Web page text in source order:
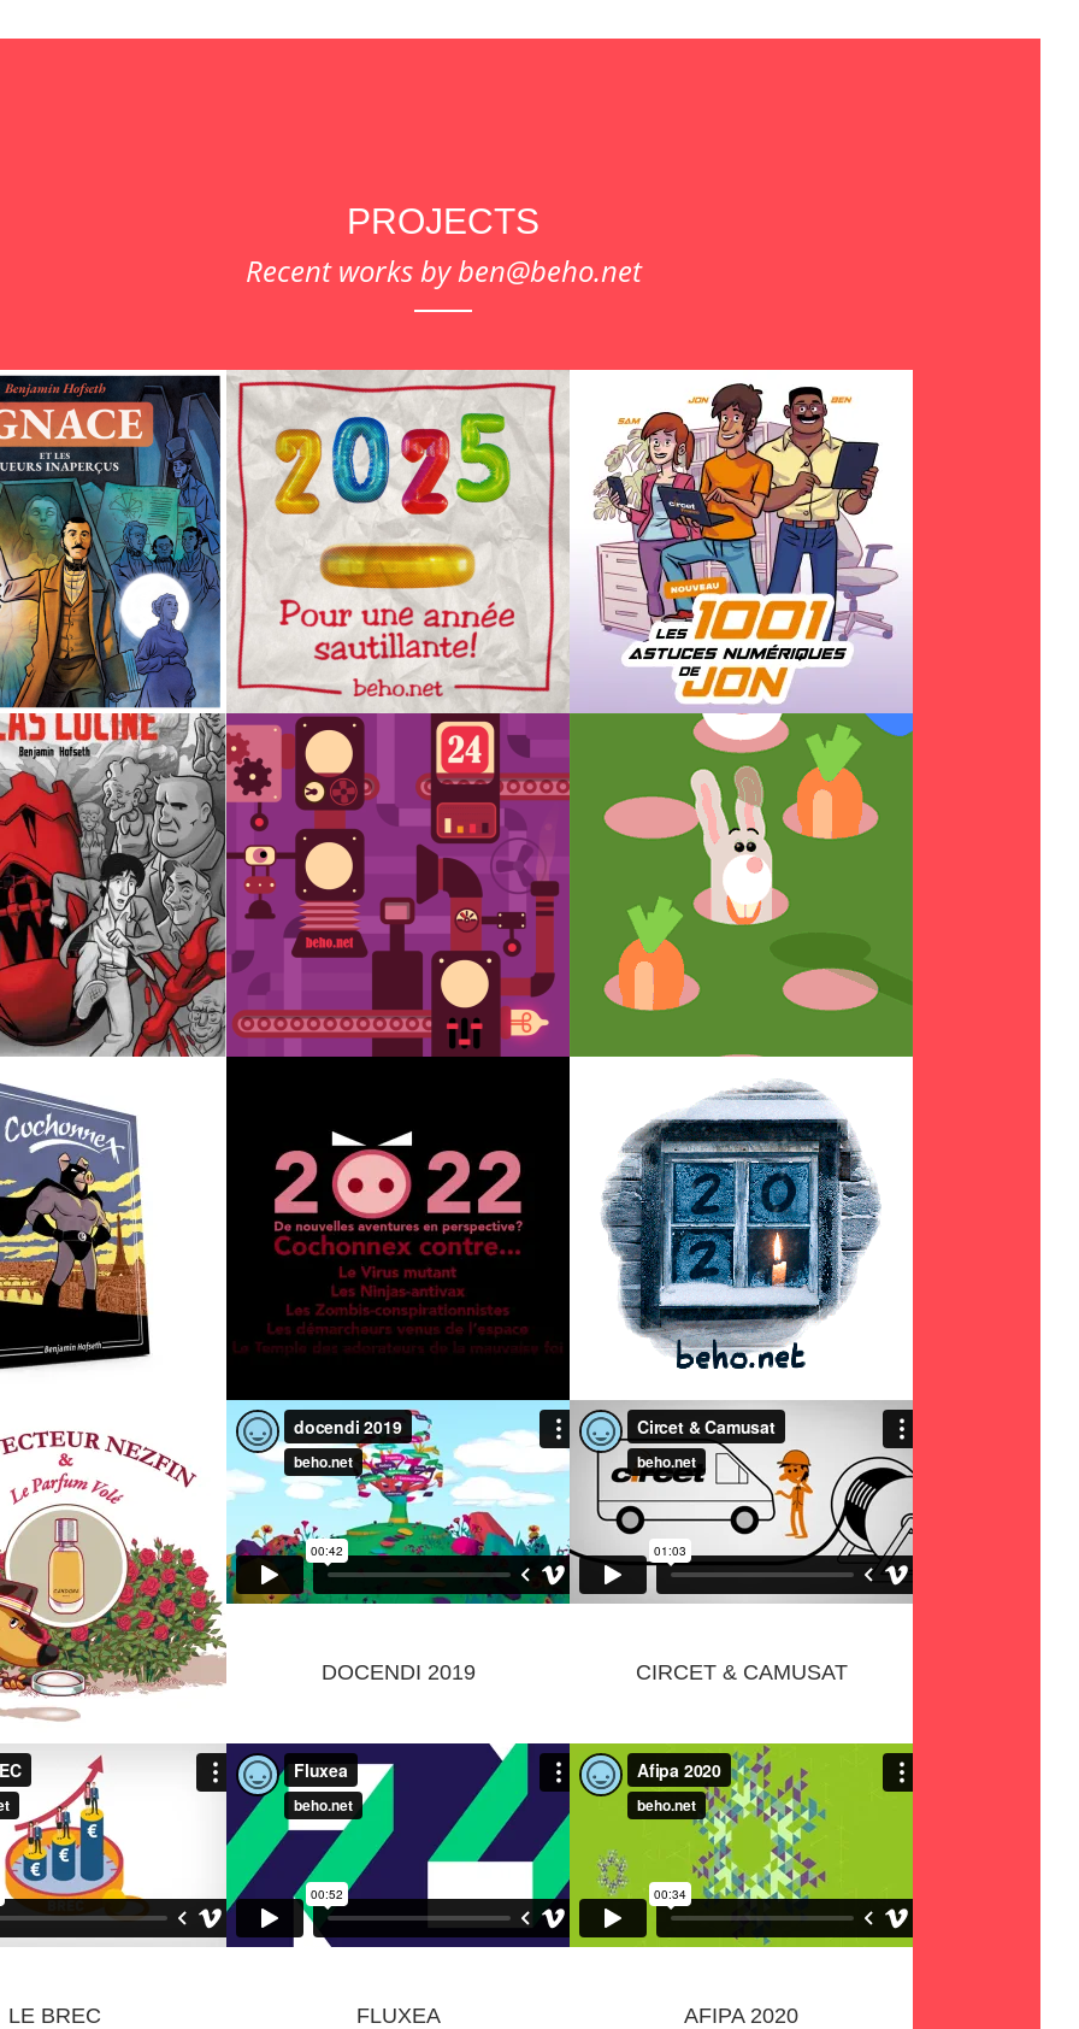
PROJECTS
Recent works by ben@beho.net
IGNACE & LES TUEURS INAPERÇUS BONNE ET SAUTILLANTE ANNÉE 2025 LES 1001 ASTUCES NUMÉRIQUES DE JON
BONNE ANNÉE 2023
BEHO VŒUX 2022 BEHO VŒUX 2021
DOCENDI 2019 CIRCET & CAMUSAT
LE BREC FLUXEA AFIPA 2020